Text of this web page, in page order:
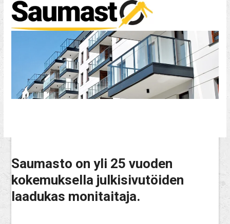
Skip
to
content
Open
mobile
Close
mobile
Saumasto on yli 25 vuoden
kokemuksella julkisivutöiden
laadukas monitaitaja.